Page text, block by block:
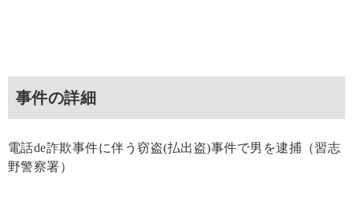
事件の詳細
電話de詐欺事件に伴う窃盗(払出盗)事件で男を逮捕（習志
野警察署）